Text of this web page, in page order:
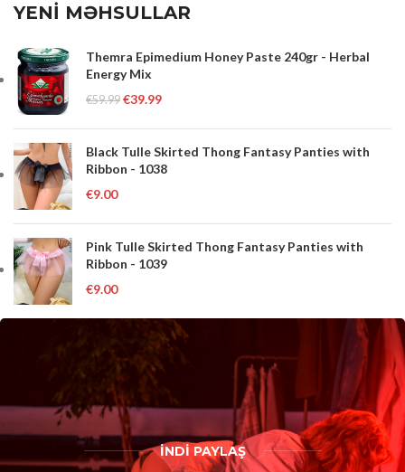
YENİ MƏHSULLAR
Themra Epimedium Honey Paste 240gr - Herbal
Energy Mix
€59.99 €39.99
Black Tulle Skirted Thong Fantasy Panties with
Ribbon - 1038
€9.00
Pink Tulle Skirted Thong Fantasy Panties with
Ribbon - 1039
€9.00
İNDİ PAYLAŞ